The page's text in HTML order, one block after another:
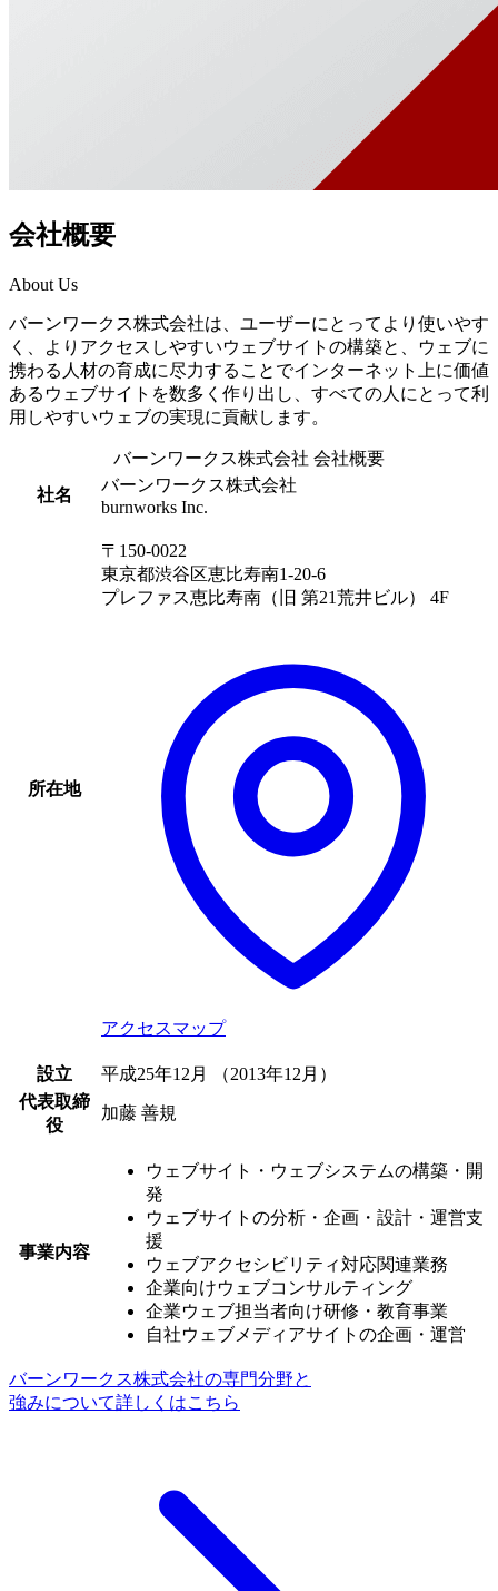
会社概要
About Us
バーンワークス株式会社は、ユーザーにとってより使いやす
く、よりアクセスしやすいウェブサイトの構築と、ウェブに
携わる人材の育成に尽力することでインターネット上に価値
あるウェブサイトを数多く作り出し、すべての人にとって利
用しやすいウェブの実現に貢献します。
バーンワークス株式会社 会社概要
社名
バーンワークス株式会社
burnworks Inc.
所在地
〒150-0022
東京都渋谷区恵比寿南1-20-6
プレファス恵比寿南（旧 第21荒井ビル） 4F
アクセスマップ
設立
平成25年12月 （2013年12月）
代表取締
役
加藤 善規
事業内容
ウェブサイト・ウェブシステムの構築・開
発
ウェブサイトの分析・企画・設計・運営支
援
ウェブアクセシビリティ対応関連業務
企業向けウェブコンサルティング
企業ウェブ担当者向け研修・教育事業
自社ウェブメディアサイトの企画・運営
バーンワークス株式会社の専門分野と
強みについて詳しくはこちら